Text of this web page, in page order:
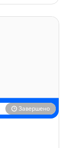
Завершено